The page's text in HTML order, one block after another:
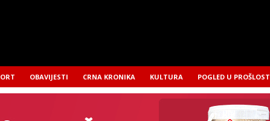
OBAVIJESTI CRNA KRONIKA KULTURA POGLED U PROŠLOST